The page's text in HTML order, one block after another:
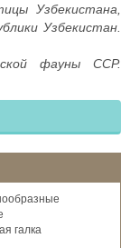
Узбекистана,
Узбекистан.
фауны ССР.
галка